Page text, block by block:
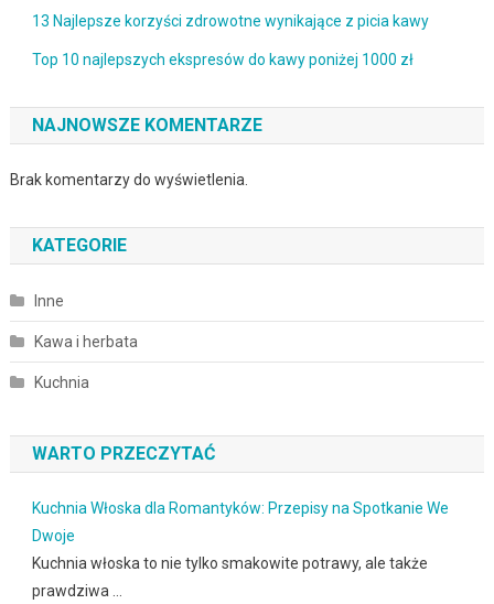
13 Najlepsze korzyści zdrowotne wynikające z picia kawy
Top 10 najlepszych ekspresów do kawy poniżej 1000 zł
NAJNOWSZE KOMENTARZE
Brak komentarzy do wyświetlenia.
KATEGORIE
Inne
Kawa i herbata
Kuchnia
WARTO PRZECZYTAĆ
Kuchnia Włoska dla Romantyków: Przepisy na Spotkanie We
Dwoje
Kuchnia włoska to nie tylko smakowite potrawy, ale także
prawdziwa …